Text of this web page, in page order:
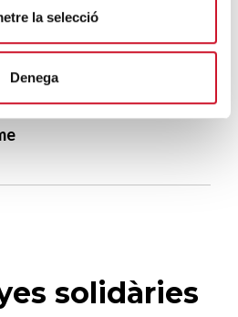
la selecció
Denega
vides
oportunitat per fer
solidàries